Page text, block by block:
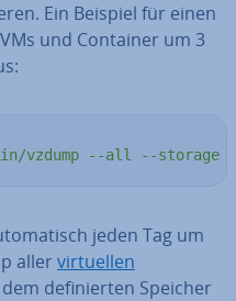
Ein Beispiel für einen
und Container um 3
vzdump --all --storage
jeden Tag um
aller vir­tu­el­len
de­fi­nier­ten Speicher